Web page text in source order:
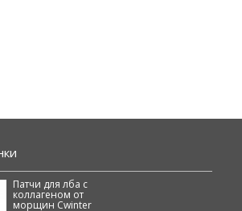
Патчи для лба с
коллагеном от
морщин Cwinter